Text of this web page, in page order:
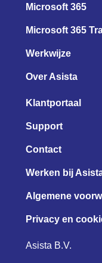
Microsoft 365
Microsoft 365
Werkwijze
Over Asista
Klantportaal
Support
Contact
Werken bij
Algemene
Privacy en
Asista B.V.